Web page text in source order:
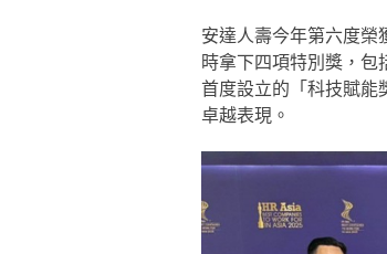
安達人壽今年第六度榮
時拿下四項特別獎，包
首度設立的「科技賦能
卓越表現。